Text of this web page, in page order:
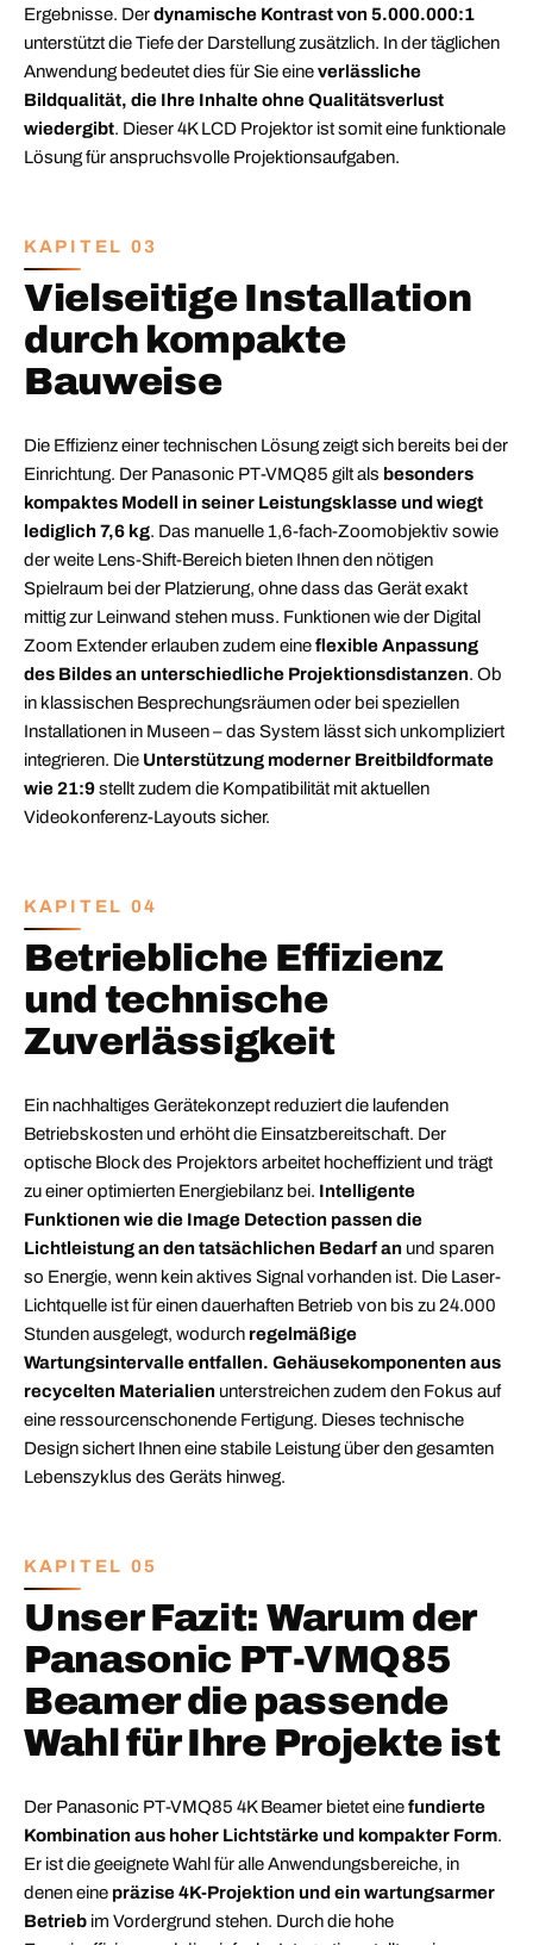
Ergebnisse. Derdynamische Kontrast von 5.000.000:1
unterstützt die Tiefe der Darstellung zusätzlich. In der täglichen
Anwendung bedeutet dies für Sie eineverlässliche
Bildqualität, die Ihre Inhalte ohne Qualitätsverlust
wiedergibt. Dieser 4K LCD Projektor ist somit eine funktionale
Lösung für anspruchsvolle Projektionsaufgaben.
KAPITEL 03
Vielseitige Installation
durch kompakte
Bauweise
Die Effizienz einer technischen Lösung zeigt sich bereits bei der
Einrichtung. Der Panasonic PT-VMQ85 gilt als besonders
kompaktes Modell in seiner Leistungsklasse und wiegt
lediglich 7,6 kg. Das manuelle 1,6-fach-Zoomobjektiv sowie
der weite Lens-Shift-Bereich bieten Ihnen den nötigen
Spielraum bei der Platzierung, ohne dass das Gerät exakt
mittig zur Leinwand stehen muss. Funktionen wie der Digital
Zoom Extender erlauben zudem eineflexible Anpassung
des Bildes an unterschiedliche Projektionsdistanzen. Ob
in klassischen Besprechungsräumen oder bei speziellen
Installationen in Museen – das System lässt sich unkompliziert
integrieren. Die Unterstützung moderner Breitbildformate
wie 21:9stellt zudem die Kompatibilität mit aktuellen
Videokonferenz-Layouts sicher.
KAPITEL 04
Betriebliche Effizienz
und technische
Zuverlässigkeit
Ein nachhaltiges Gerätekonzept reduziert die laufenden
Betriebskosten und erhöht die Einsatzbereitschaft. Der
optische Block des Projektors arbeitet hocheffizient und trägt
zu einer optimierten Energiebilanz bei. Intelligente
Funktionen wie die Image Detection passen die
Lichtleistung an den tatsächlichen Bedarf an und sparen
so Energie, wenn kein aktives Signal vorhanden ist. Die Laser-
Lichtquelle ist für einen dauerhaften Betrieb von bis zu 24.000
Stunden ausgelegt, wodurch regelmäßige
Wartungsintervalle entfallen. Gehäusekomponenten aus
recycelten Materialien unterstreichen zudem den Fokus auf
eine ressourcenschonende Fertigung. Dieses technische
Design sichert Ihnen eine stabile Leistung über den gesamten
Lebenszyklus des Geräts hinweg.
KAPITEL 05
Unser Fazit: Warum der
Panasonic PT-VMQ85
Beamer die passende
Wahl für Ihre Projekte ist
Der Panasonic PT-VMQ85 4K Beamer bietet einefundierte
Kombination aus hoher Lichtstärke und kompakter Form.
Er ist die geeignete Wahl für alle Anwendungsbereiche, in
denen eine präzise 4K-Projektion und ein wartungsarmer
Betrieb im Vordergrund stehen. Durch die hohe